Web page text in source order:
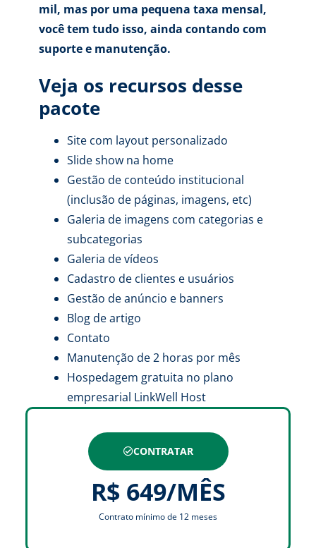
mil, mas por uma pequena taxa mensal,
você tem tudo isso, ainda contando com
suporte e manutenção.
Veja os recursos desse
pacote
Site com layout personalizado
Slide show na home
Gestão de conteúdo institucional
(inclusão de páginas, imagens, etc)
Galeria de imagens com categorias e
subcategorias
Galeria de vídeos
Cadastro de clientes e usuários
Gestão de anúncio e banners
Blog de artigo
Contato
Manutenção de 2 horas por mês
Hospedagem gratuita no plano
empresarial LinkWell Host
CONTRATAR
R$ 649/MÊS
Contrato mínimo de 12 meses